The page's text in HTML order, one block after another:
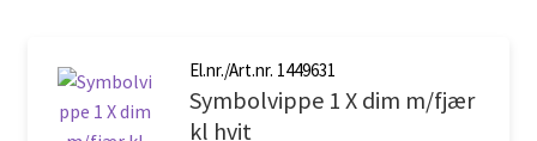
El.nr./Art.nr. 1449631
Symbolvippe 1 X dim m/fjær
kl hvit